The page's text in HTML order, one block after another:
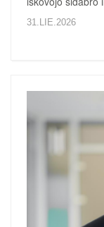
31.LIE.2026